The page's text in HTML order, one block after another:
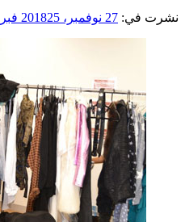
نشرت في: 27 نوفمبر، 2018 25 فبراير، 2020